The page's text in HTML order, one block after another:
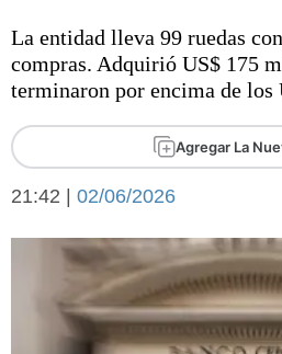
Liga del
Fútbol
Cines
Economía y campo
Con el
Sociedad y tiempo
La entidad lleva 99 ruedas
compras. Adquirió US$ 175
terminaron por encima de los
Agregar La
21:42 | 02/06/2026